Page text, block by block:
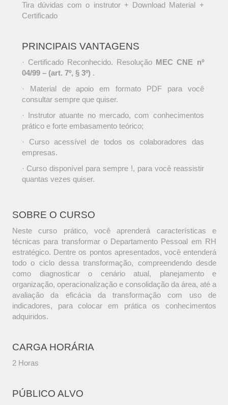
Tira dúvidas com o instrutor + Download Material +
Certificado
PRINCIPAIS VANTAGENS
· Certificado Reconhecido. Resolução MEC CNE nº
04/99 – (art. 7º, § 3º) .
· Material de apoio em formato PDF para você
consultar sempre que quiser.
· Instrutor atuante no mercado, com conhecimentos
prático e forte embasamento teórico;
· Curso acessível de todos os colaboradores das
empresas.
· Curso disponível para sempre !, para você reassistir
quantas vezes quiser.
SOBRE O CURSO
Neste curso prático, você aprenderá características e
técnicas para transformar o Departamento Pessoal em RH
estratégico. Dentre os pontos apresentados, você entenderá
todo o ciclo dessa transformação, compreendendo desde
como diagnosticar o cenário atual, planejamento e
organização, operacionalização e consolidação da área, até a
avaliação da eficácia da transformação com uso de
indicadores, para colocar em prática os conhecimentos
adquiridos.
CARGA HORÁRIA
2 Horas
PÚBLICO ALVO